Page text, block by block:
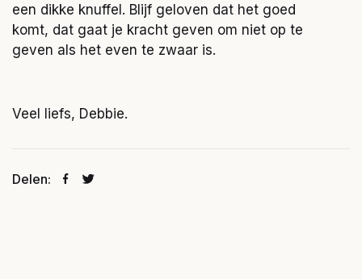
een dikke knuffel. Blijf geloven dat het goed
komt, dat gaat je kracht geven om niet op te
geven als het even te zwaar is.
Veel liefs, Debbie.
Delen: